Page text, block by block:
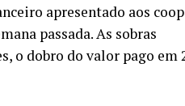
apresentado aos
passada. As sobras
o dobro do valor pago em